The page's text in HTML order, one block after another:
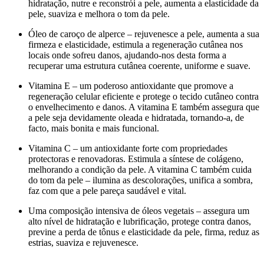
hidratação, nutre e reconstrói a pele, aumenta a elasticidade da
pele, suaviza e melhora o tom da pele.
Óleo de caroço de alperce – rejuvenesce a pele, aumenta a sua
firmeza e elasticidade, estimula a regeneração cutânea nos
locais onde sofreu danos, ajudando-nos desta forma a
recuperar uma estrutura cutânea coerente, uniforme e suave.
Vitamina E – um poderoso antioxidante que promove a
regeneração celular eficiente e protege o tecido cutâneo contra
o envelhecimento e danos. A vitamina E também assegura que
a pele seja devidamente oleada e hidratada, tornando-a, de
facto, mais bonita e mais funcional.
Vitamina C – um antioxidante forte com propriedades
protectoras e renovadoras. Estimula a síntese de colágeno,
melhorando a condição da pele. A vitamina C também cuida
do tom da pele – ilumina as descolorações, unifica a sombra,
faz com que a pele pareça saudável e vital.
Uma composição intensiva de óleos vegetais – assegura um
alto nível de hidratação e lubrificação, protege contra danos,
previne a perda de tônus e elasticidade da pele, firma, reduz as
estrias, suaviza e rejuvenesce.